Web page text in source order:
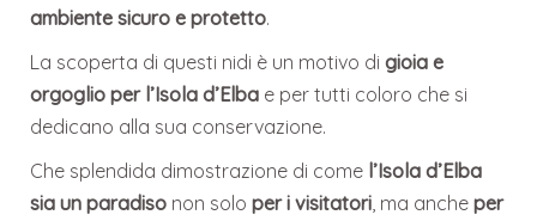
ambiente sicuro e protetto.
La scoperta di questi nidi è un motivo di gioia e
orgoglio per l’Isola d’Elba e per tutti coloro che si
dedicano alla sua conservazione.
Che splendida dimostrazione di come l’Isola d’Elba
sia un paradiso non soloper i visitatori , ma ancheper